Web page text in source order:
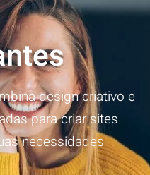
design criativo e
para criar sites
necessidades